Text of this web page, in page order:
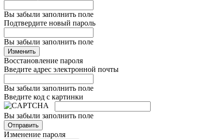
Вы забыли заполнить поле
Подтвердите новый пароль
Вы забыли заполнить поле
Изменить
Восстановление пароля
Введите адрес электронной почты
Вы забыли заполнить поле
Введите код с картинки
Вы забыли заполнить поле
Отправить
Изменение пароля